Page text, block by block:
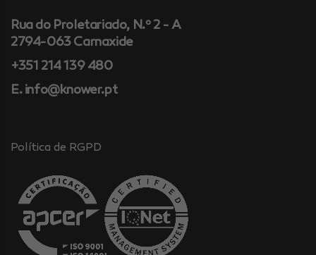
Rua do Proletariado, N.º 2 - A
2794-063 Carnaxide
+351 214 139 480
E. info@knower.pt
Política de RGPD